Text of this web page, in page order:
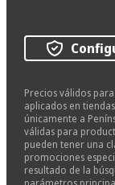
Precios válidos
aplicados en
únicamente a
válidas para
pueden tener una
promociones
resultado de la